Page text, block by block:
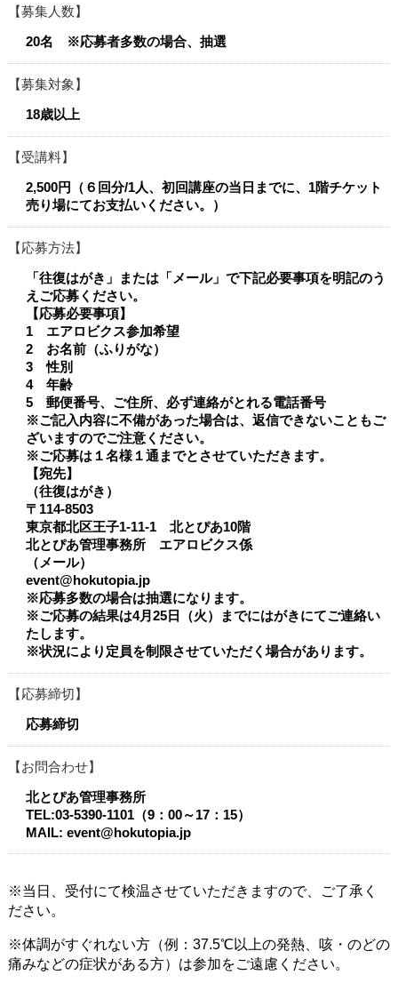
募集人数
20名 ※応募者多数の場合、抽選
募集対象
18歳以上
受講料
2,500円（６回分/1人、初回講座の当日までに、1階チケット
売り場にてお支払いください。）
応募方法
「往復はがき」または「メール」で下記必要事項を明記のう
えご応募ください。
【応募必要事項】
1 エアロビクス参加希望
2 お名前（ふりがな）
3 性別
4 年齢
5 郵便番号、ご住所、必ず連絡がとれる電話番号
※ご記入内容に不備があった場合は、返信できないこともご
ざいますのでご注意ください。
※ご応募は１名様１通までとさせていただきます。
【宛先】
（往復はがき）
〒114-8503
東京都北区王子1-11-1 北とぴあ10階
北とぴあ管理事務所 エアロビクス係
（メール）
event@hokutopia.jp​
※応募多数の場合は抽選になります。
※ご応募の結果は4月25日（火）までにはがきにてご連絡い
たします。
※状況により定員を制限させていただく場合があります。​​
応募締切
応募締切
お問合わせ
北とぴあ管理事務所
TEL:03-5390-1101（9：00～17：15）
MAIL: event@hokutopia.jp
※当日、受付にて検温させていただきますので、ご了承く
ださい。
※体調がすぐれない方（例：37.5℃以上の発熱、咳・のどの
痛みなどの症状がある方）は参加をご遠慮ください。